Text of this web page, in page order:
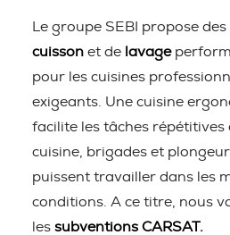
Le groupe SEBI propose
cuisson et de lavage
pour les cuisines
exigeants. Une cuisine
facilite les tâches répétitives
cuisine, brigades et
puissent travailler dans les
conditions. A ce titre, nous
les subventions CARSAT.